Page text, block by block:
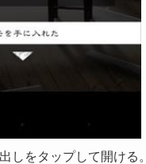
しをタップして開ける。